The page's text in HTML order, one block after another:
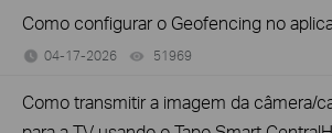
Como configurar o Geofencing no
04-17-2026 51969
Como transmitir a imagem da câmera/